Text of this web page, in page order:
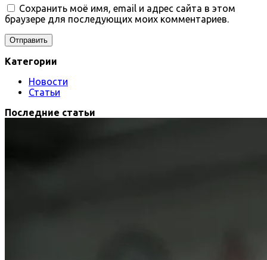
Сохранить моё имя, email и адрес сайта в этом
браузере для последующих моих комментариев.
Категории
Новости
Статьи
Последние статьи